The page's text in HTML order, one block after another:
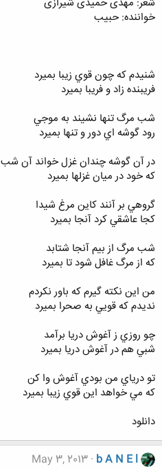
خواننده: حبیب
شنيدم که چون قوي زيبا بميرد
فريبنده زاد و فريبا بميرد
شب مرگ تنها نشيند به موجي
رود گوشه اي دور و تنها بميرد
در آن گوشه چندان غزل خواند آن شب
که خود در ميان غزلها بميرد
گروهي بر آنند کاين مرغ شيدا
کجا عاشقي کرد آنجا بميرد
شب مرگ از بيم آنجا شتابد
که از مرگ غافل شود تا بميرد
من اين نکته گيرم که باور نکردم
نديدم که قويي به صحرا بميرد
چو روزي ز آغوش دريا برآمد
شبي هم در آغوش دريا بميرد
تو درياي من بودي آغوش وا کن
که مي خواهد اين قوي زيبا بميرد
دانلود
b A N E l
May 3, 2013